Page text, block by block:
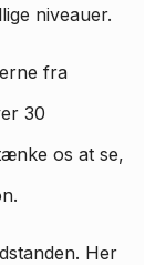
niveauer.
fra
30
os at se,
Her